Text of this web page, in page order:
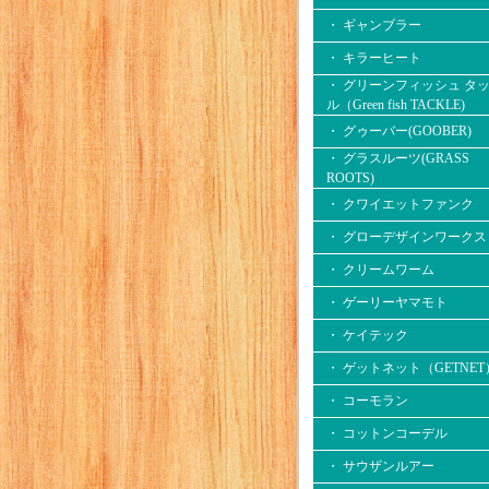
・ ギャンブラー
・ キラーヒート
・ グリーンフィッシュ タ
ル（Green fish TACKLE)
・ グゥーバー(GOOBER)
・ グラスルーツ(GRASS
ROOTS)
・ クワイエットファンク
・ グローデザインワークス
・ クリームワーム
・ ゲーリーヤマモト
・ ケイテック
・ ゲットネット（GETNET
・ コーモラン
・ コットンコーデル
・ サウザンルアー